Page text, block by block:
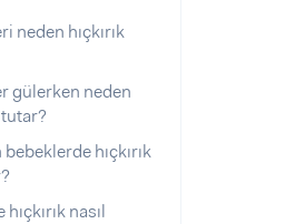
neden hıçkırık
gülerken neden
tutar?
hıçkırık
nasıl